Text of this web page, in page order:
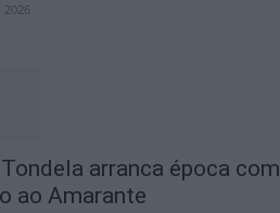
2026
arranca época com
ao Amarante